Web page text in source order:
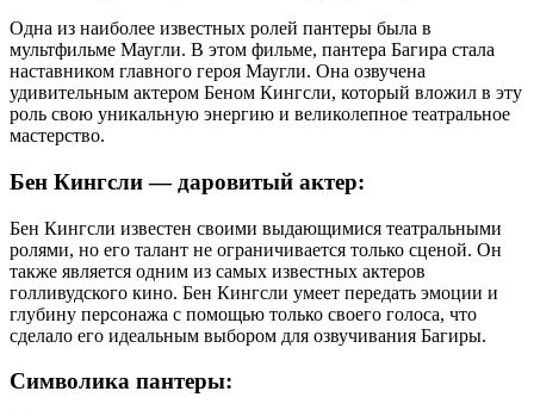
Одна из наиболее известных ролей пантеры была в
мультфильме Маугли. В этом фильме, пантера Багира стала
наставником главного героя Маугли. Она озвучена
удивительным актером Беном Кингсли, который вложил в эту
роль свою уникальную энергию и великолепное театральное
мастерство.
Бен Кингсли — даровитый актер:
Бен Кингсли известен своими выдающимися театральными
ролями, но его талант не ограничивается только сценой. Он
также является одним из самых известных актеров
голливудского кино. Бен Кингсли умеет передать эмоции и
глубину персонажа с помощью только своего голоса, что
сделало его идеальным выбором для озвучивания Багиры.
Символика пантеры: